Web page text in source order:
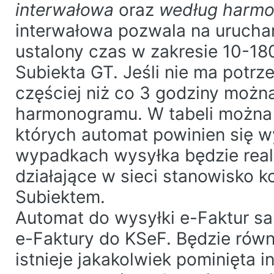
interwałowa oraz według
interwałowa pozwala na
ustalony czas w zakresie 10-
Subiekta GT. Jeśli nie ma
częściej niż co 3 godziny
harmonogramu. W tabeli
których automat powinien się
wypadkach wysyłka będzie
działające w sieci stanowisko
Subiektem.
Automat do wysyłki e-Faktur
e-Faktury do KSeF. Będzie
istnieje jakakolwiek pominięta